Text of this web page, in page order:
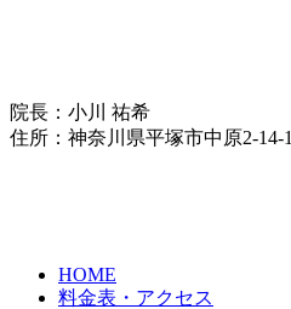
院長：小川 祐希
住所：神奈川県平塚市中原2-14-
HOME
料金表・アクセス